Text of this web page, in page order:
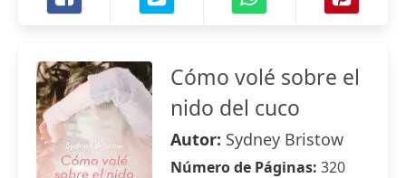
Cómo volé sobre el
nido del cuco
Autor: Sydney Bristow
Número de Páginas: 320